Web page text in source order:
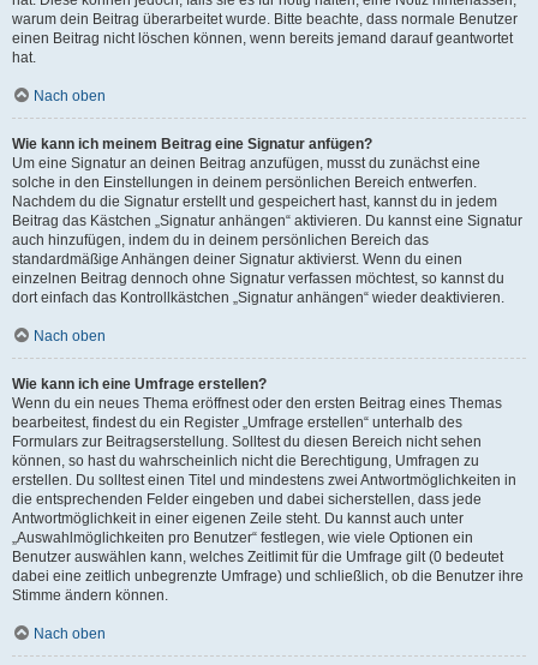
warum dein Beitrag überarbeitet wurde. Bitte beachte, dass normale Benutzer
einen Beitrag nicht löschen können, wenn bereits jemand darauf geantwortet
hat.
Nach oben
Wie kann ich meinem Beitrag eine Signatur anfügen?
Um eine Signatur an deinen Beitrag anzufügen, musst du zunächst eine
solche in den Einstellungen in deinem persönlichen Bereich entwerfen.
Nachdem du die Signatur erstellt und gespeichert hast, kannst du in jedem
Beitrag das Kästchen „Signatur anhängen“ aktivieren. Du kannst eine Signatur
auch hinzufügen, indem du in deinem persönlichen Bereich das
standardmäßige Anhängen deiner Signatur aktivierst. Wenn du einen
einzelnen Beitrag dennoch ohne Signatur verfassen möchtest, so kannst du
dort einfach das Kontrollkästchen „Signatur anhängen“ wieder deaktivieren.
Nach oben
Wie kann ich eine Umfrage erstellen?
Wenn du ein neues Thema eröffnest oder den ersten Beitrag eines Themas
bearbeitest, findest du ein Register „Umfrage erstellen“ unterhalb des
Formulars zur Beitragserstellung. Solltest du diesen Bereich nicht sehen
können, so hast du wahrscheinlich nicht die Berechtigung, Umfragen zu
erstellen. Du solltest einen Titel und mindestens zwei Antwortmöglichkeiten in
die entsprechenden Felder eingeben und dabei sicherstellen, dass jede
Antwortmöglichkeit in einer eigenen Zeile steht. Du kannst auch unter
„Auswahlmöglichkeiten pro Benutzer“ festlegen, wie viele Optionen ein
Benutzer auswählen kann, welches Zeitlimit für die Umfrage gilt (0 bedeutet
dabei eine zeitlich unbegrenzte Umfrage) und schließlich, ob die Benutzer ihre
Stimme ändern können.
Nach oben